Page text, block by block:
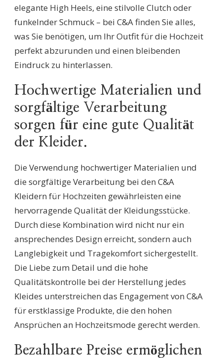
elegante High Heels, eine stilvolle Clutch oder
funkelnder Schmuck – bei C&A finden Sie alles,
was Sie benötigen, um Ihr Outfit für die Hochzeit
perfekt abzurunden und einen bleibenden
Eindruck zu hinterlassen.
Hochwertige Materialien und
sorgfältige Verarbeitung
sorgen für eine gute Qualität
der Kleider.
Die Verwendung hochwertiger Materialien und
die sorgfältige Verarbeitung bei den C&A
Kleidern für Hochzeiten gewährleisten eine
hervorragende Qualität der Kleidungsstücke.
Durch diese Kombination wird nicht nur ein
ansprechendes Design erreicht, sondern auch
Langlebigkeit und Tragekomfort sichergestellt.
Die Liebe zum Detail und die hohe
Qualitätskontrolle bei der Herstellung jedes
Kleides unterstreichen das Engagement von C&A
für erstklassige Produkte, die den hohen
Ansprüchen an Hochzeitsmode gerecht werden.
Bezahlbare Preise ermöglichen